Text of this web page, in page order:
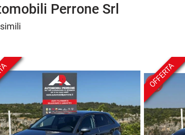
Perrone Srl
OFFERTA